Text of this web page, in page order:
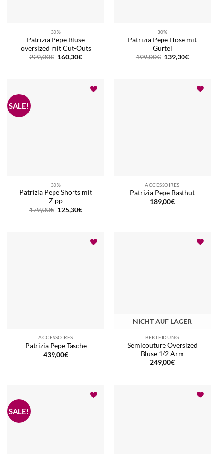
30%
Patrizia Pepe Bluse
oversized mit Cut-Outs
229,00€ Ursprünglicher
Preis
160,30€Aktueller
30%
Patrizia Pepe Hose mit
Gürtel
199,00€ Ursprünglicher
Preis
139,30€Aktueller
30%
Patrizia Pepe Shorts mit
Zipp
179,00€ Ursprünglicher
Preis
125,30€Aktueller
ACCESSOIRES
Patrizia Pepe Basthut
189,00€
ACCESSOIRES
Patrizia Pepe Tasche
439,00€
NICHT AUF LAGER
BEKLEIDUNG
Semicouture Oversized
Bluse 1/2 Arm
249,00€